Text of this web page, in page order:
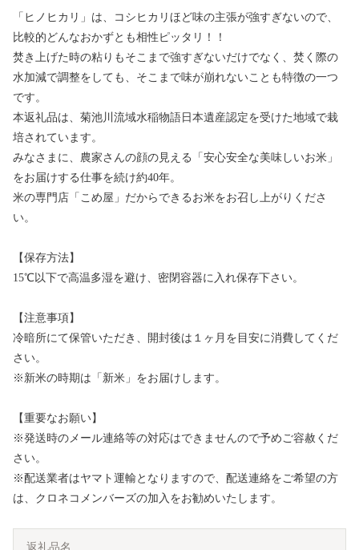
「ヒノヒカリ」は、コシヒカリほど味の主張が強すぎないので、
比較的どんなおかずとも相性ピッタリ！！
焚き上げた時の粘りもそこまで強すぎないだけでなく、焚く際の
水加減で調整をしても、そこまで味が崩れないことも特徴の一つ
です。
本返礼品は、菊池川流域水稲物語日本遺産認定を受けた地域で栽
培されています。
みなさまに、農家さんの顔の見える「安心安全な美味しいお米」
をお届けする仕事を続け約40年。
米の専門店「こめ屋」だからできるお米をお召し上がりくださ
い。
【保存方法】
15℃以下で高温多湿を避け、密閉容器に入れ保存下さい。
【注意事項】
冷暗所にて保管いただき、開封後は１ヶ月を目安に消費してくだ
さい。
※新米の時期は「新米」をお届けします。
【重要なお願い】
※発送時のメール連絡等の対応はできませんので予めご容赦くだ
さい。
※配送業者はヤマト運輸となりますので、配送連絡をご希望の方
は、クロネコメンバーズの加入をお勧めいたします。
返礼品名